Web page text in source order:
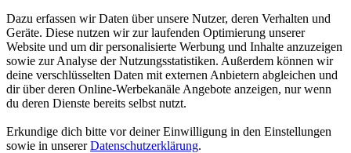
Dazu erfassen wir Daten über unsere Nutzer, deren Verhalten und
Geräte. Diese nutzen wir zur laufenden Optimierung unserer
Website und um dir personalisierte Werbung und Inhalte anzuzeigen
sowie zur Analyse der Nutzungsstatistiken. Außerdem können wir
deine verschlüsselten Daten mit externen Anbietern abgleichen und
dir über deren Online-Werbekanäle Angebote anzeigen, nur wenn
du deren Dienste bereits selbst nutzt.
Erkundige dich bitte vor deiner Einwilligung in den Einstellungen
sowie in unsererDatenschutzerklärung.